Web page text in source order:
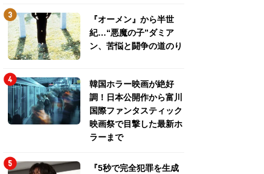
『オーメン』から半世
紀…“悪魔の子”ダミア
ン、苦悩と闘争の道のり
韓国ホラー映画が絶好
調！日本公開作から富川
国際ファンタスティック
映画祭で目撃した最新ホ
ラーまで
『5秒で完全犯罪を生成